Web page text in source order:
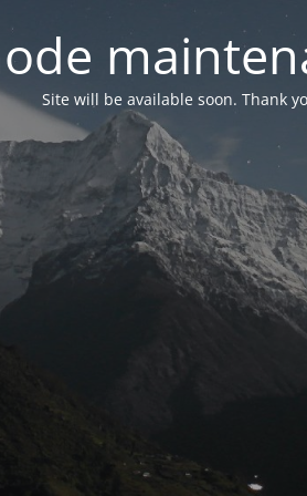
Site will be available soon. Thank